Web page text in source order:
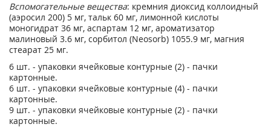
Вспомогательные вещества: кремния диоксид коллоидный
(аэросил 200) 5 мг, тальк 60 мг, лимонной кислоты
моногидрат 36 мг, аспартам 12 мг, ароматизатор
малиновый 3.6 мг, сорбитол (Neosorb) 1055.9 мг, магния
стеарат 25 мг.
6 шт. - упаковки ячейковые контурные (2) - пачки
картонные.
6 шт. - упаковки ячейковые контурные (4) - пачки
картонные.
9 шт. - упаковки ячейковые контурные (2) - пачки
картонные.